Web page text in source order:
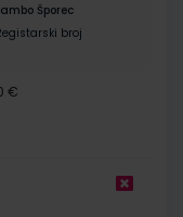
Šporec
broj
€